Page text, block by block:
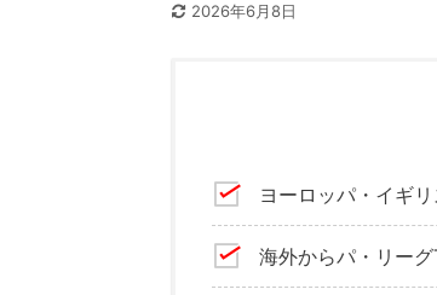
2026年6月8日
ヨーロッパ・イギ
海外からパ・リー